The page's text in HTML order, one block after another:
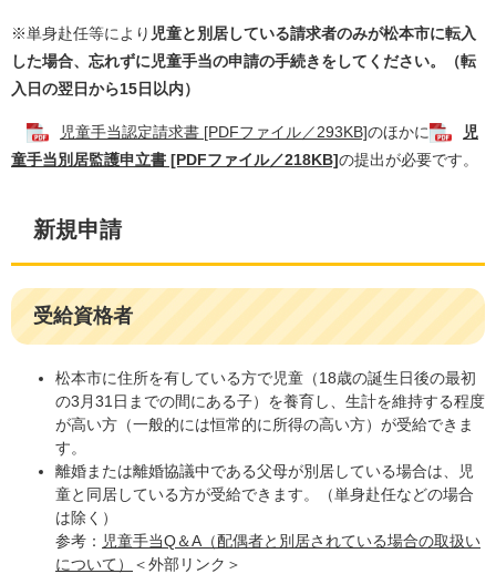
※単身赴任等により 児童と別居している請求者のみが松本市に転入
した場合、忘れずに児童手当の申請の手続きをしてください。（転
入日の翌日から15日以内）
児童手当認定請求書 [PDFファイル／293KB]のほかに
児
童手当別居監護申立書 [PDFファイル／218KB]の提出が必要です。
新規申請
受給資格者
松本市に住所を有している方で児童（18歳の誕生日後の最初
の3月31日までの間にある子）を養育し、生計を維持する程度
が高い方（一般的には恒常的に所得の高い方）が受給できま
す。
離婚または離婚協議中である父母が別居している場合は、児
童と同居している方が受給できます。（単身赴任などの場合
は除く）
参考： 児童手当Q＆A（配偶者と別居されている場合の取扱い
について）
＜外部リンク＞